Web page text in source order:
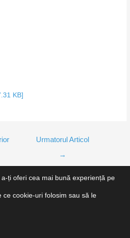
KB]
Urmatorul Articol
→
Gimnazială Nr.1 Pantelimon. Toate
ți oferi cea mai bună experiență pe
ce cookie-uri folosim sau să le